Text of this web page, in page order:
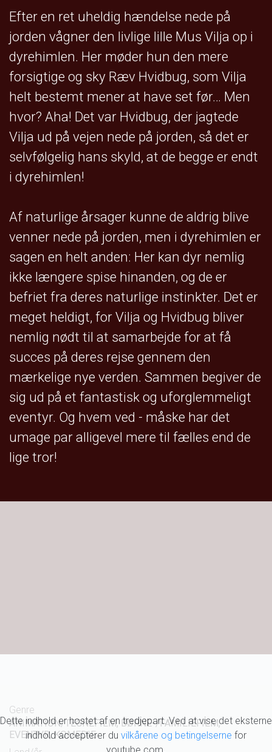
Efter en ret uheldig hændelse nede på
jorden vågner den livlige lille Mus Vilja op i
dyrehimlen. Her møder hun den mere
forsigtige og sky Ræv Hvidbug, som Vilja
helt bestemt mener at have set før… Men
hvor? Aha! Det var Hvidbug, der jagtede
Vilja ud på vejen nede på jorden, så det er
selvfølgelig hans skyld, at de begge er endt
i dyrehimlen!
Af naturlige årsager kunne de aldrig blive
venner nede på jorden, men i dyrehimlen er
sagen en helt anden: Her kan dyr nemlig
ikke længere spise hinanden, og de er
befriet fra deres naturlige instinkter. Det er
meget heldigt, for Vilja og Hvidbug bliver
nemlig nødt til at samarbejde for at få
succes på deres rejse gennem den
mærkelige nye verden. Sammen begiver de
sig ud på et fantastisk og uforglemmeligt
eventyr. Og hvem ved - måske har det
umage par alligevel mere til fælles end de
lige tror!
Dette indhold er hostet af en tredjepart. Ved at vise det eksterne
indhold accepterer du vilkårene og betingelserne for
Genre
ANIMATION/TEGNEFILM, BØRNE-/FAMILIEFILM,
EVENTYR, KOMEDIE